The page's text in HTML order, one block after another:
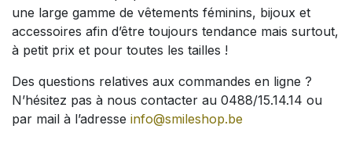
une large gamme de vêtements féminins, bijoux et
accessoires afin d’être toujours tendance mais surtout,
à petit prix et pour toutes les tailles !
Des questions relatives aux commandes en ligne ?
N’hésitez pas à nous contacter au 0488/15.14.14 ou
par mail à l’adresse info@smileshop.be